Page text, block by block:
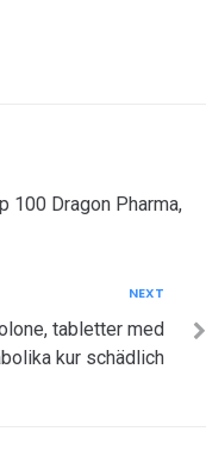
100 Dragon Pharma,
NEXT
tabletter med
kur schädlich